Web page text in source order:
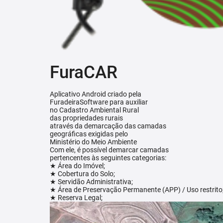
FuraCAR
Aplicativo Android criado pela
FuradeiraSoftware para auxiliar
no Cadastro Ambiental Rural
das propriedades rurais
através da demarcação das camadas
geográficas exigidas pelo
Ministério do Meio Ambiente
Com ele, é possível demarcar camadas
pertencentes às seguintes categorias:
★ Área do Imóvel;
★ Cobertura do Solo;
★ Servidão Administrativa;
★ Área de Preservação Permanente (APP) / Uso
★ Reserva Legal;